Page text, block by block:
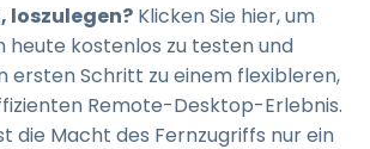
loszulegen? Klicken Sie hier, um
heute kostenlos zu testen und
ersten Schritt zu einem flexibleren,
Remote-Desktop-Erlebnis.
die Macht des Fernzugriffs nur ein